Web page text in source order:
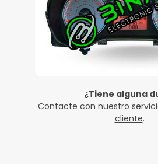
¿Tiene alguna
Contacte con nuestro
cliente.